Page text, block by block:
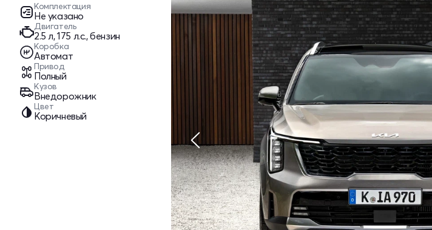
Комплектация
Не указано
Двигатель
2.5 л, 175 л.с., бензин
Коробка
Автомат
Привод
Полный
Кузов
Внедорожник
Цвет
Коричневый